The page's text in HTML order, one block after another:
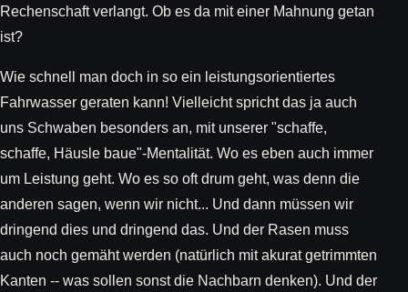
Rechenschaft verlangt. Ob es da mit einer Mahnung getan
ist?
Wie schnell man doch in so ein leistungsorientiertes
Fahrwasser geraten kann! Vielleicht spricht das ja auch
uns Schwaben besonders an, mit unserer "schaffe,
schaffe, Häusle baue"-Mentalität. Wo es eben auch immer
um Leistung geht. Wo es so oft drum geht, was denn die
anderen sagen, wenn wir nicht... Und dann müssen wir
dringend dies und dringend das. Und der Rasen muss
auch noch gemäht werden (natürlich mit akurat getrimmten
Kanten -- was sollen sonst die Nachbarn denken). Und der